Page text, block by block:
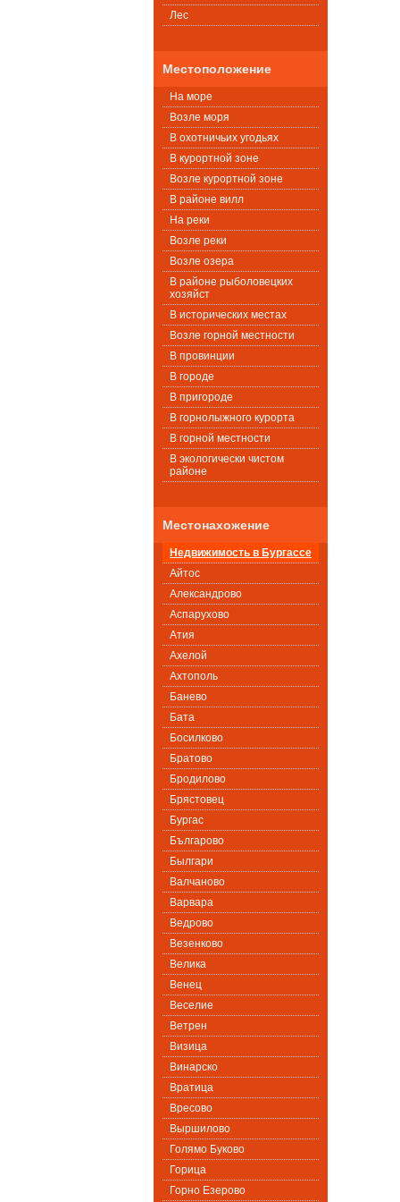
Лес
Местоположение
На море
Возле моря
В охотничьих угодьях
В курортной зоне
Возле курортной зоне
В районе вилл
На реки
Возле реки
Возле озера
В районе рыболовецких
хозяйст
В исторических местах
Возле горной местности
В провинции
В городе
В пригороде
В горнолыжного курорта
В горной местности
В экологически чистом
районе
Местонахожение
Недвижимость в Бургассе
Айтос
Александрово
Аспарухово
Атия
Ахелой
Ахтополь
Банево
Бата
Босилково
Братово
Бродилово
Брястовец
Бургас
Българово
Былгари
Валчаново
Варвара
Ведрово
Везенково
Велика
Венец
Веселие
Ветрен
Визица
Винарско
Вратица
Вресово
Выршилово
Голямо Буково
Горица
Горно Езерово